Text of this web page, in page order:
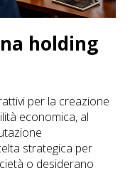
holding
per la creazione
economica, al
strategica per
o desiderano